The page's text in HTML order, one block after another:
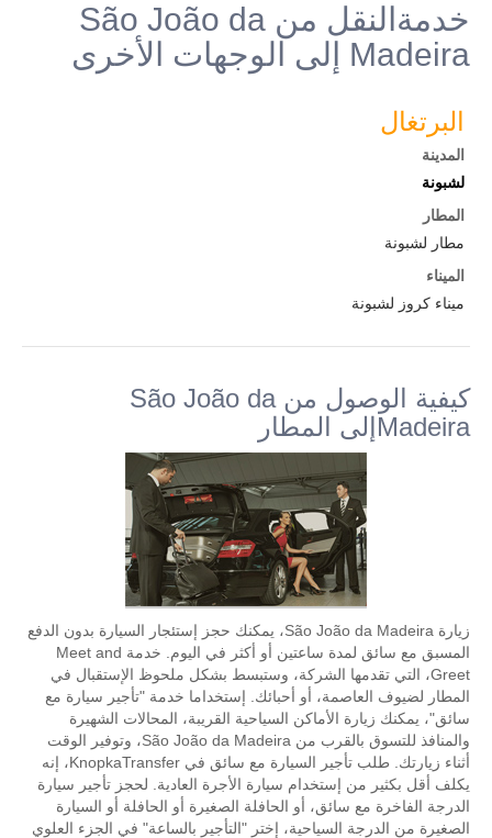
خدمةالنقل من São João da
Madeira إلى الوجهات الأخرى
البرتغال
المدينة
لشبونة
المطار
مطار لشبونة
الميناء
ميناء كروز لشبونة
كيفية الوصول من São João da
Madeiraإلى المطار
زيارة São João da Madeira، يمكنك حجز إستئجار السيارة بدون الدفع
المسبق مع سائق لمدة ساعتين أو أكثر في اليوم. خدمة Meet and
Greet، التي تقدمها الشركة، وستبسط بشكل ملحوظ الإستقبال في
المطار لضيوف العاصمة، أو أحبائك. إستخداما خدمة "تأجير سيارة مع
سائق"، يمكنك زيارة الأماكن السياحية القريبة، المحالات الشهيرة
والمنافذ للتسوق بالقرب من São João da Madeira، وتوفير الوقت
أثناء زيارتك. طلب تأجير السيارة مع سائق في KnopkaTransfer، إنه
يكلف أقل بكثير من إستخدام سيارة الأجرة العادية. لحجز تأجير سيارة
الدرجة الفاخرة مع سائق، أو الحافلة الصغيرة أو الحافلة أو السيارة
الصغيرة من الدرجة السياحية، إختر "التأجير بالساعة" في الجزء العلوي